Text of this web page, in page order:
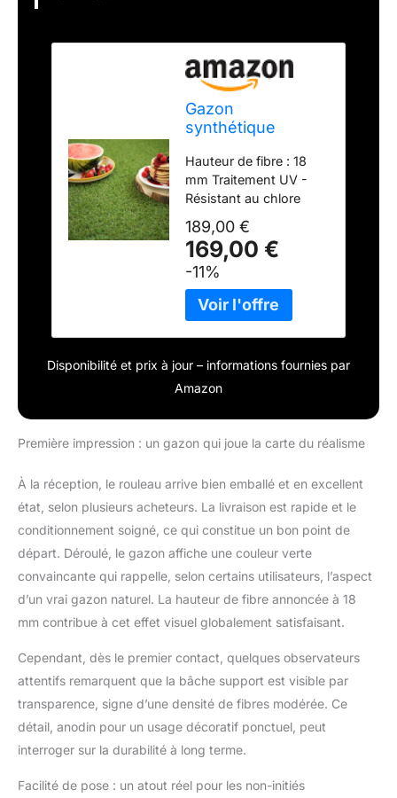
Gazon
synthétique
Rouleau de 3.00m
x 6m
Hauteur de fibre : 18
mm Traitement UV -
Résistant au chlore
Poids du produit :
22.62 kg
189,00 €
169,00 €
-11%
Disponibilité et prix à jour – informations fournies par
Amazon
Première impression : un gazon qui joue la carte du réalisme
À la réception, le rouleau arrive bien emballé et en excellent
état, selon plusieurs acheteurs. La livraison est rapide et le
conditionnement soigné, ce qui constitue un bon point de
départ. Déroulé, le gazon affiche une couleur verte
convaincante qui rappelle, selon certains utilisateurs, l’aspect
d’un vrai gazon naturel. La hauteur de fibre annoncée à 18
mm contribue à cet effet visuel globalement satisfaisant.
Cependant, dès le premier contact, quelques observateurs
attentifs remarquent que la bâche support est visible par
transparence, signe d’une densité de fibres modérée. Ce
détail, anodin pour un usage décoratif ponctuel, peut
interroger sur la durabilité à long terme.
Facilité de pose : un atout réel pour les non-initiés